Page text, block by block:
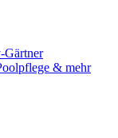
Gärtner
& mehr